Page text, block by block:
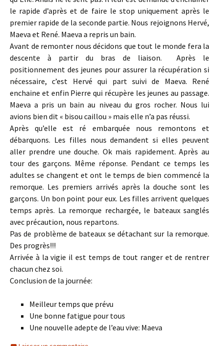
le rapide d’après et de faire le stop uniquement après le
premier rapide de la seconde partie. Nous rejoignons Hervé,
Maeva et René. Maeva a repris un bain.
Avant de remonter nous décidons que tout le monde fera la
descente à partir du bras de liaison. Après le
positionnement des jeunes pour assurer la récupération si
nécessaire, c’est Hervé qui part suivi de Maeva. René
enchaine et enfin Pierre qui récupère les jeunes au passage.
Maeva a pris un bain au niveau du gros rocher. Nous lui
avions bien dit « bisou caillou » mais elle n’a pas réussi.
Après qu’elle est ré embarquée nous remontons et
débarquons. Les filles nous demandent si elles peuvent
aller prendre une douche. Ok mais rapidement. Après au
tour des garçons. Même réponse. Pendant ce temps les
adultes se changent et ont le temps de bien commencé la
remorque. Les premiers arrivés après la douche sont les
garçons. Un bon point pour eux. Les filles arrivent quelques
temps après. La remorque rechargée, le bateaux sanglés
avec précaution, nous repartons.
Pas de problème de bateaux se détachant sur la remorque.
Des progrès!!!
Arrivée à la vigie il est temps de tout ranger et de rentrer
chacun chez soi.
Conclusion de la journée:
Meilleur temps que prévu
Une bonne fatigue pour tous
Une nouvelle adepte de l’eau vive: Maeva